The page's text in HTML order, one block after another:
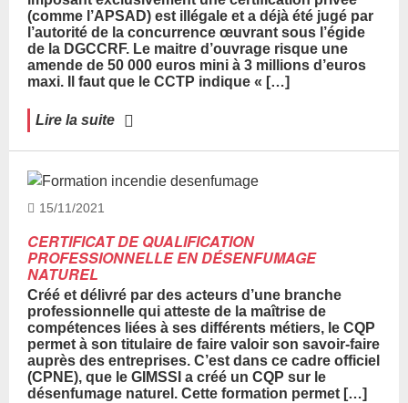
(comme l’APSAD) est illégale et a déjà été jugé par
l’autorité de la concurrence œuvrant sous l’égide
de la DGCCRF. Le maitre d’ouvrage risque une
amende de 50 000 euros mini à 3 millions d’euros
maxi. Il faut que le CCTP indique « […]
Lire la suite
15/11/2021
CERTIFICAT DE QUALIFICATION
PROFESSIONNELLE EN DÉSENFUMAGE
NATUREL
Créé et délivré par des acteurs d’une branche
professionnelle qui atteste de la maîtrise de
compétences liées à ses différents métiers, le CQP
permet à son titulaire de faire valoir son savoir-faire
auprès des entreprises. C’est dans ce cadre officiel
(CPNE), que le GIMSSI a créé un CQP sur le
désenfumage naturel. Cette formation permet […]